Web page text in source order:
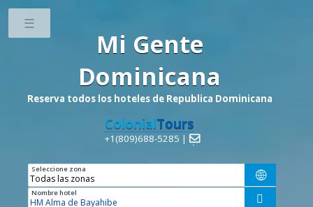
Mi Gente
Dominicana
Reserva todos los hoteles de Republica Dominicana
ColonialTours
+1(809)688-5285 | 
Seleccione zona

Nombre hotel
